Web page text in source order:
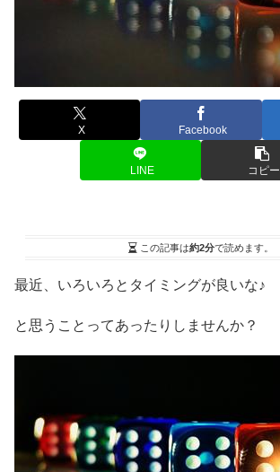
X Facebook
LINE コピー
この記事は約2分で読めます。
最近、いろいろとタイミングが良いな♪
と思うことってあったりしませんか？